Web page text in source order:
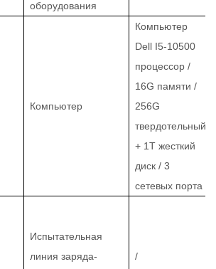
оборудования
Компьютер
Компьютер
Dell I5-10500
процессор /
16G памяти /
256G
твердотельный
+ 1T жесткий
диск / 3
сетевых порта
Испытательная
линия заряда-
/